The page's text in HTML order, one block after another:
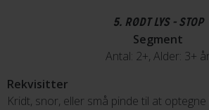
5. RØDT LYS - STOP
Segment
Antal: 2+, Alder: 3+
Rekvisitter
Kridt, snor, eller små pinde til at